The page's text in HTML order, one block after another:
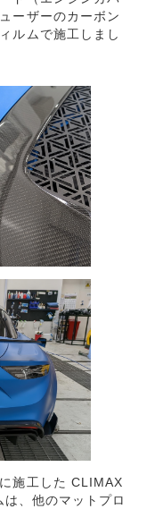
ーザーのカーボン
ルムで施工しまし
施工した CLIMAX
、他のマットプロ